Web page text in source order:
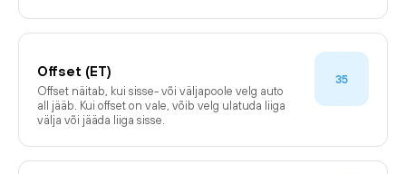
Offset (ET)
Offset näitab, kui sisse- või väljapoole velg auto
all jääb. Kui offset on vale, võib velg ulatuda liiga
välja või jääda liiga sisse.
35